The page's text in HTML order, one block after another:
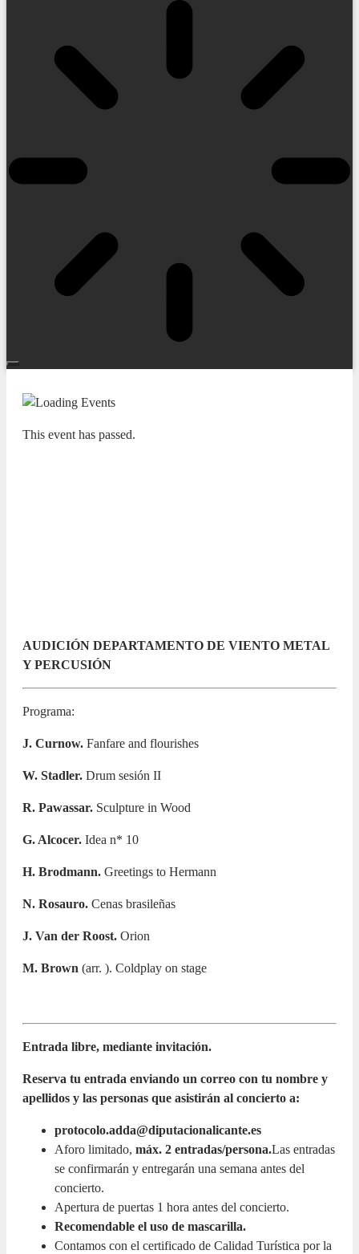
This event has passed.
AUDICIÓN DEPARTAMENTO DE VIENTO METAL
Y PERCUSIÓN
Programa:
J. Curnow. Fanfare and flourishes
W. Stadler. Drum sesión II
R. Pawassar. Sculpture in Wood
G. Alcocer. Idea n* 10
H. Brodmann. Greetings to Hermann
N. Rosauro. Cenas brasileñas
J. Van der Roost. Orion
M. Brown (arr. ). Coldplay on stage
Entrada libre, mediante invitación.
Reserva tu entrada enviando un correo con tu nombre y
apellidos y las personas que asistirán al concierto a:
protocolo.adda@diputacionalicante.es
Aforo limitado, máx. 2 entradas/persona.Las entradas
se confirmarán y entregarán una semana antes del
concierto.
Apertura de puertas 1 hora antes del concierto.
Recomendable el uso de mascarilla.
Contamos con el certificado de Calidad Turística por la